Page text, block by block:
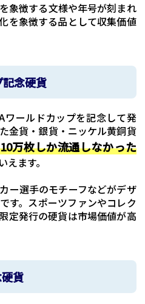
象徴する文様や年号が刻まれ
を象徴する品として収集価値
念硬貨
ワールドカップを記念して発
金貨・銀貨・ニッケル黄銅貨
万枚しか流通しなかった
ます。
ー選手のモチーフなどがデザ
す。スポーツファンやコレク
定発行の硬貨は市場価値が高
貨